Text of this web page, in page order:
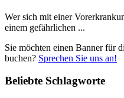
Wer sich mit einer
einem gefährlichen ...
Sie möchten einen Banner für
buchen? Sprechen Sie uns an!
Beliebte Schlagworte